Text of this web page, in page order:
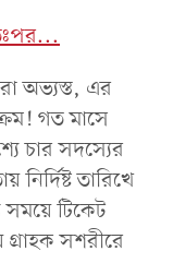
অভ্যস্ত, এর
গত মাসে
চার সদস্যের
তারিখে
সময়ে টিকেট
গ্রাহক সশরীরে